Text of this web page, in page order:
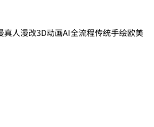
真人漫改3D动画AI全流程传统手绘欧美